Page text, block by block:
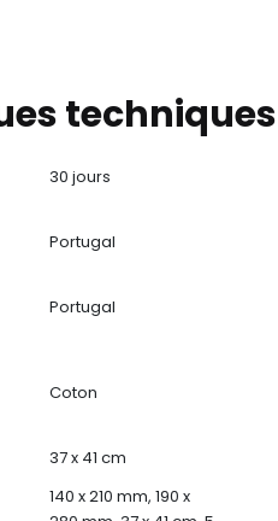
techniques
30 jours
Portugal
Portugal
Coton
37 x 41 cm
140 x 210 mm, 190 x